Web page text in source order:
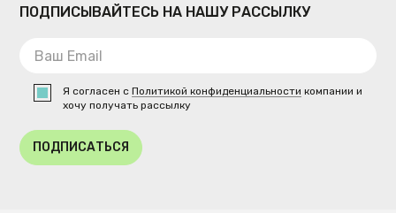
ПОДПИСЫВАЙТЕСЬ НА НАШУ РАССЫЛКУ
Я согласен сПолитикой конфиденциальности компании и
хочу получать рассылку
ПОДПИСАТЬСЯ